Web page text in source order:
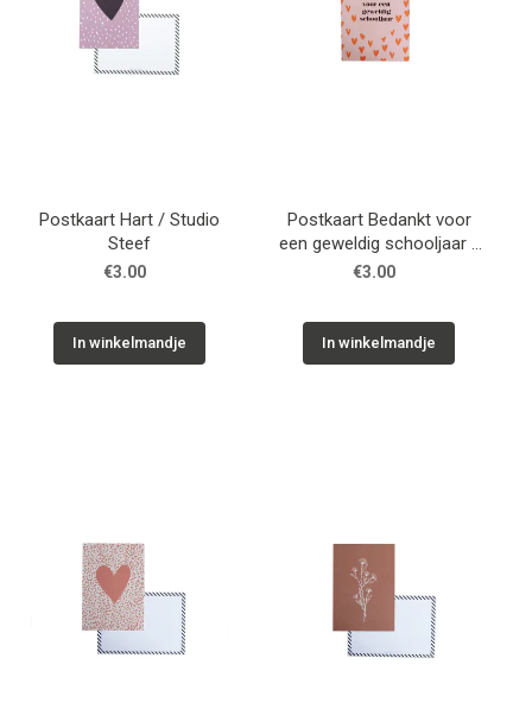
Postkaart Hart / Studio
Steef
€3.00
In winkelmandje
Postkaart Bedankt voor
een geweldig schooljaar /
Studio Steef
€3.00
In winkelmandje